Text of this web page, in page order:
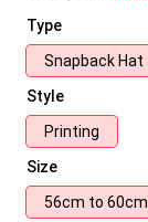
Type
Snapback Hat
Style
Printing
Size
56cm to 60cm